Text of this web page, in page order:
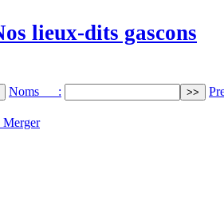
lieux-dits gascons
Noms :
Merger